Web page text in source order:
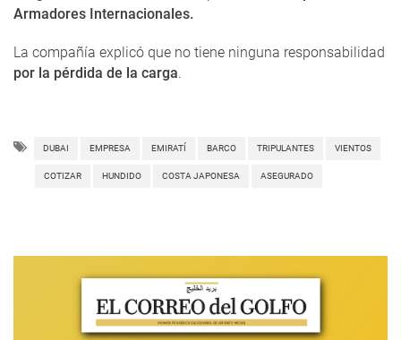
Armadores Internacionales.
La compañía explicó que no tiene ninguna responsabilidad
por la pérdida de la carga.
DUBAI EMPRESA EMIRATÍ BARCO TRIPULANTES VIENTOS
COTIZAR HUNDIDO COSTA JAPONESA ASEGURADO